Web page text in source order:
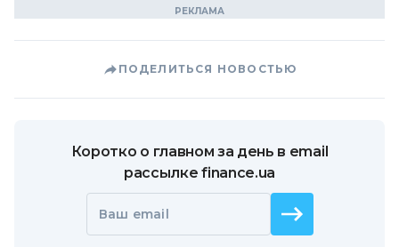
ПОДЕЛИТЬСЯ НОВОСТЬЮ
Коротко о главном за день в email
рассылке finance.ua
Ваш email